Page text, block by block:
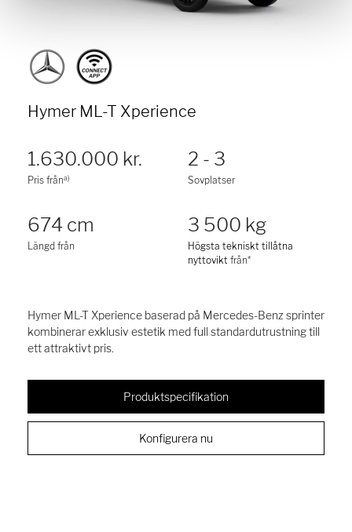
Hymer ML-T Xperience
1.630.000 kr.
Pris fråna)
2 - 3
Sovplatser
674 cm
Längd från
3 500 kg
Högsta tekniskt tillåtna
nyttovikt från*
Hymer ML-T Xperience baserad på Mercedes-Benz sprinter
kombinerar exklusiv estetik med full standardutrustning till
ett attraktivt pris.
Produktspecifikation
Konfigurera nu